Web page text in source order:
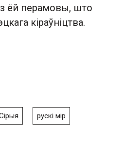
з ёй перамовы, што
кіраўніцтва.
рускі мір